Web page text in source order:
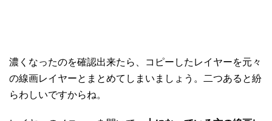
濃くなったのを確認出来たら、コピーしたレイヤーを元々
の線画レイヤーとまとめてしまいましょう。二つあると紛
らわしいですからね。